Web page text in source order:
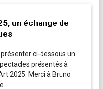
un échange de
ci-dessous un
présentés à
2025. Merci à Bruno